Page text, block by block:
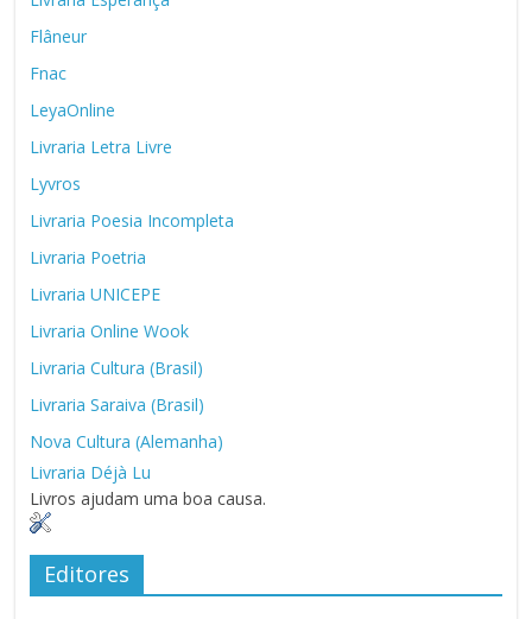
Flâneur
Fnac
LeyaOnline
Livraria Letra Livre
Lyvros
Livraria Poesia Incompleta
Livraria Poetria
Livraria UNICEPE
Livraria Online Wook
Livraria Cultura (Brasil)
Livraria Saraiva (Brasil)
Nova Cultura (Alemanha)
Livraria Déjà Lu
Livros ajudam uma boa causa.
Editores